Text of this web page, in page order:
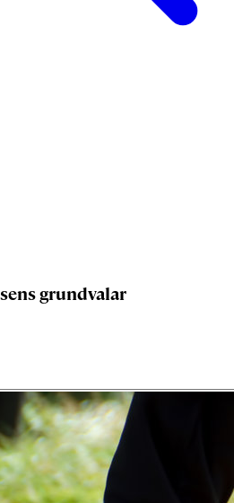
grundvalar